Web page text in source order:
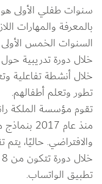
سنوات طفلي الأولى
بالمعرفة والمهارات
السنوات الخمس
خلال دورة تدريبية
خلال أنشطة تفاعلية
تطور وتعلم أطفالهم.
تقوم مؤسسة الملكة
منذ عام
والافتراضي. حاليًا،
تطبيق الواتساب.